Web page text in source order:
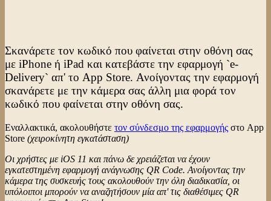
Σκανάρετε τον κωδικό που φαίνεται στην οθόνη σας
με iPhone ή iPad και κατεβάστε την εφαρμογή `e-
Delivery` απ' το App Store. Ανοίγοντας την εφαρμογή
σκανάρετε με την κάμερα σας άλλη μια φορά τον
κωδικό που φαίνεται στην οθόνη σας.
Εναλλακτικά, ακολουθήστε τον σύνδεσμο της εφαρμογής στο App
Store (χειροκίνητη εγκατάσταση)
Οι χρήστες με iOS 11 και πάνω δε χρειάζεται να έχουν
εγκατεστημένη εφαρμογή ανάγνωσης QR Code. Ανοίγοντας την
κάμερα της συσκευής τους ακολουθούν την όλη διαδικασία, οι
υπόλοιποι μπορούν να αναζητήσουν μία απ' τις διαθέσιμες QR